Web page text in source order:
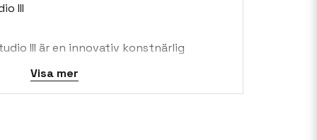
III
III är en innovativ konstnärlig
arbete förenar monokrom förfining med
berättar historier genom surrealistiska
Visa mer